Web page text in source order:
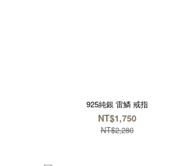
925純銀 雷鱗 戒指
NT$1,750
NT$2,280